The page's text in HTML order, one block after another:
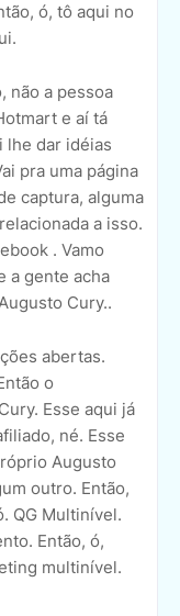
ó, tô aqui no
não a pessoa
e aí tá
lhe dar idéias
pra uma página
captura, alguma
a isso.
. Vamo
a gente acha
Cury..
abertas.
o
Esse aqui já
né. Esse
Augusto
outro. Então,
QG Multinível.
Então, ó,
multinível.